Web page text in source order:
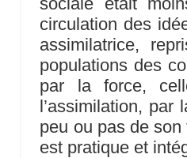
circulation des
assimilatrice,
populations des
par la force,
l’assimilation, par
peu ou pas de son
est pratique et